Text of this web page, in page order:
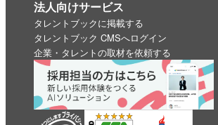
法人向けサービス
タレントブックに掲載する
タレントブック CMSへログイン
企業・タレントの取材を依頼する